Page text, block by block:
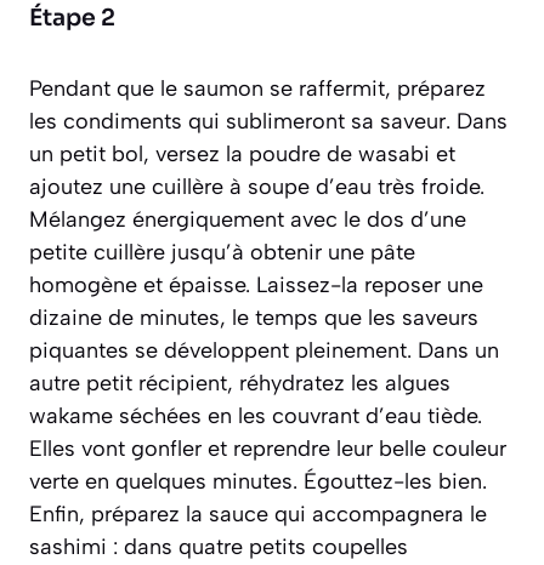
Étape 2
Pendant que le saumon se raffermit, préparez
les condiments qui sublimeront sa saveur. Dans
un petit bol, versez la poudre de wasabi et
ajoutez une cuillère à soupe d’eau très froide.
Mélangez énergiquement avec le dos d’une
petite cuillère jusqu’à obtenir une pâte
homogène et épaisse. Laissez-la reposer une
dizaine de minutes, le temps que les saveurs
piquantes se développent pleinement. Dans un
autre petit récipient, réhydratez les algues
wakame séchées en les couvrant d’eau tiède.
Elles vont gonfler et reprendre leur belle couleur
verte en quelques minutes. Égouttez-les bien.
Enfin, préparez la sauce qui accompagnera le
sashimi : dans quatre petits coupelles